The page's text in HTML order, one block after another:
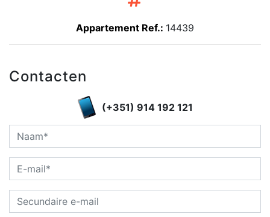
Appartement Ref.: 14439
Contacten
(+351) 914 192 121